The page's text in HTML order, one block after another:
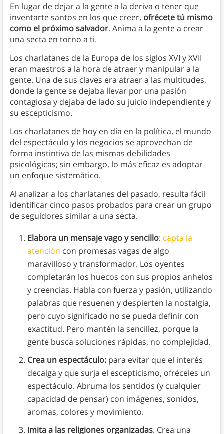
En lugar de dejar a la gente a la deriva o tener que
inventarte santos en los que creer, ofrécete tú mismo
como el próximo salvador. Anima a la gente a crear
una secta en torno a ti.
Los charlatanes de la Europa de los siglos XVI y XVII
eran maestros a la hora de atraer y manipular a la
gente. Una de sus claves era atraer a las multitudes,
donde la gente se dejaba llevar por una pasión
contagiosa y dejaba de lado su juicio independiente y
su escepticismo.
Los charlatanes de hoy en día en la política, el mundo
del espectáculo y los negocios se aprovechan de
forma instintiva de las mismas debilidades
psicológicas; sin embargo, lo más eficaz es adoptar
un enfoque sistemático.
Al analizar a los charlatanes del pasado, resulta fácil
identificar cinco pasos probados para crear un grupo
de seguidores similar a una secta.
Elabora un mensaje vago y sencillo: capta la
atención con promesas vagas de algo
maravilloso y transformador. Los oyentes
completarán los huecos con sus propios anhelos
y creencias. Habla con fuerza y pasión, utilizando
palabras que resuenen y despierten la nostalgia,
pero cuyo significado no se pueda definir con
exactitud. Pero mantén la sencillez, porque la
gente busca soluciones rápidas, no complejidad.
Crea un espectáculo:para evitar que el interés
decaiga y que surja el escepticismo, ofréceles un
espectáculo. Abruma los sentidos (y cualquier
capacidad de pensar) con imágenes, sonidos,
aromas, colores y movimiento.
Imita a las religiones organizadas. Crea una